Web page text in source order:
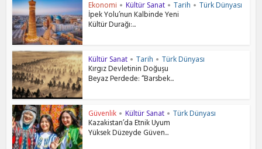
Ekonomi • Kültür Sanat • Tarih • Türk Dünyası
İpek Yolu’nun Kalbinde Yeni
Kültür Durağı:...
Kültür Sanat • Tarih • Türk Dünyası
Kırgız Devletinin Doğuşu
Beyaz Perdede: “Barsbek...
Güvenlik • Kültür Sanat • Türk Dünyası
Kazakistan’da Etnik Uyum
Yüksek Düzeyde Güven...